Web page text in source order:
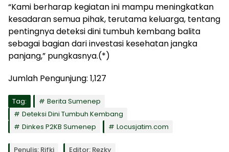
“Kami berharap kegiatan ini mampu meningkatkan
kesadaran semua pihak, terutama keluarga, tentang
pentingnya deteksi dini tumbuh kembang balita
sebagai bagian dari investasi kesehatan jangka
panjang,” pungkasnya.(*)
Jumlah Pengunjung: 1,127
Tag:
Berita Sumenep
Deteksi Dini Tumbuh Kembang
Dinkes P2KB Sumenep
Locusjatim.com
Penulis: Rifki Editor: Rezky